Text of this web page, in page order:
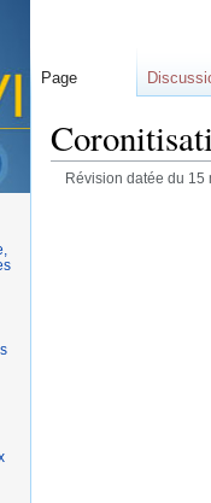
Révision datée du 15
Page